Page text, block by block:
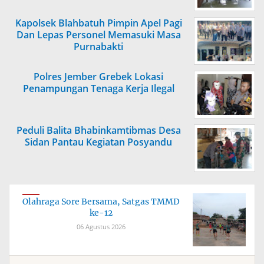
Kapolsek Blahbatuh Pimpin Apel Pagi
Dan Lepas Personel Memasuki Masa
Purnabakti
Polres Jember Grebek Lokasi
Penampungan Tenaga Kerja Ilegal
Peduli Balita Bhabinkamtibmas Desa
Sidan Pantau Kegiatan Posyandu
Olahraga Sore Bersama, Satgas TMMD
ke-12
06 Agustus 2026